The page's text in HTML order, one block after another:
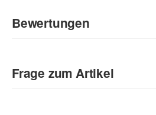
Bewertungen
Sie Anderen bei der Kaufentscheidung:
Frage zum Artikel